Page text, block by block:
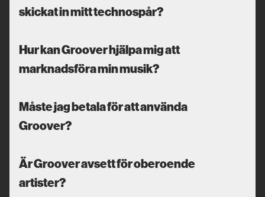
skickat in mitt technospår?
Hur kan Groover hjälpa mig att
marknadsföra min musik?
Måste jag betala för att använda
Groover?
Är Groover avsett för oberoende
artister?